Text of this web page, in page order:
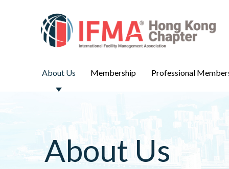
About Us Membership Professional
About Us